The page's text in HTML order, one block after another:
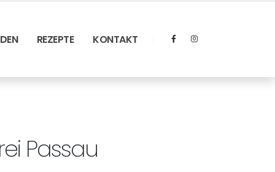
REZEPTE KONTAKT
Passau